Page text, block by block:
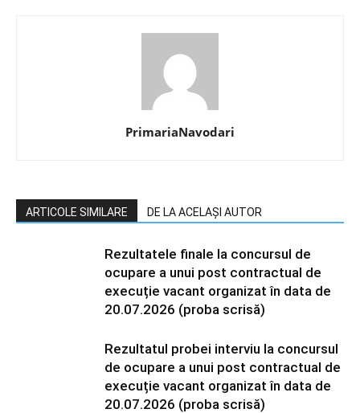
PrimariaNavodari
ARTICOLE SIMILARE DE LA ACELAȘI AUTOR
Rezultatele finale la concursul de
ocupare a unui post contractual de
execuție vacant organizat în data de
20.07.2026 (proba scrisă)
Rezultatul probei interviu la concursul
de ocupare a unui post contractual de
execuție vacant organizat în data de
20.07.2026 (proba scrisă)